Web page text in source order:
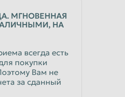
МГНОВЕННАЯ
НА
всегда есть
покупки
Вам не
за сданный